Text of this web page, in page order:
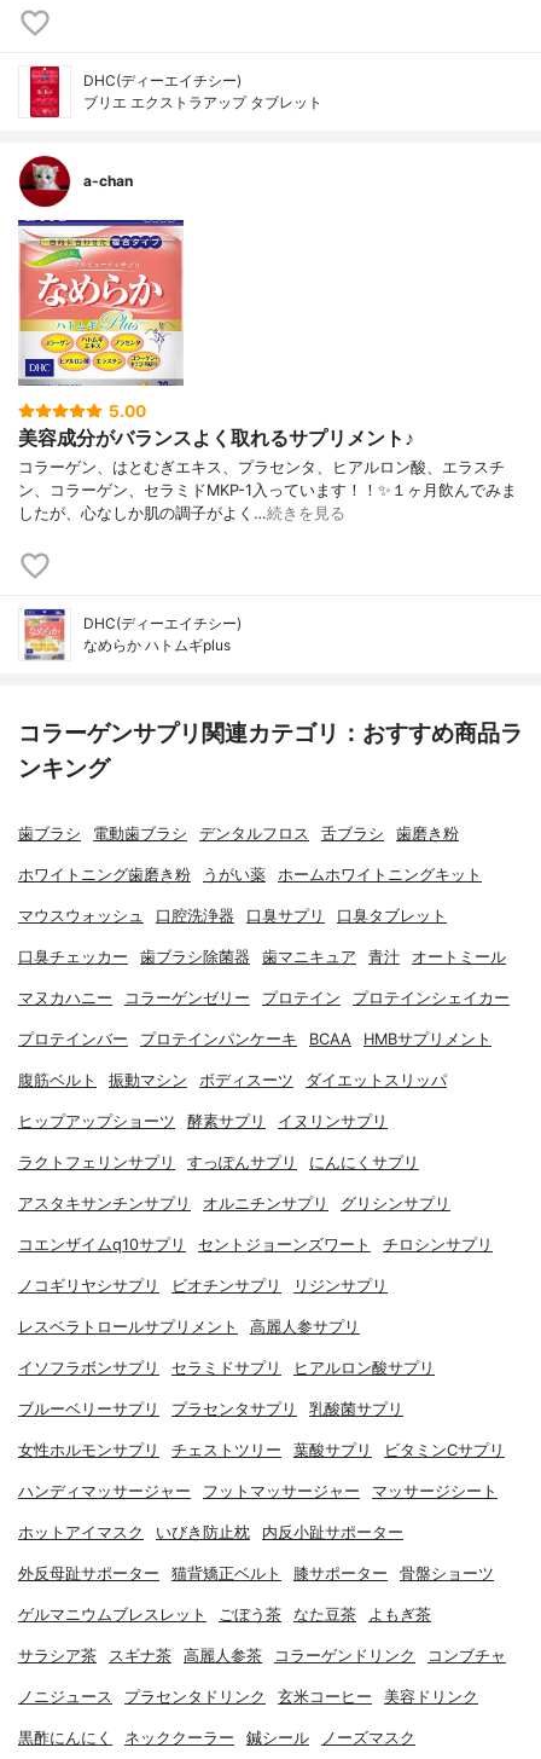
DHC(ディーエイチシー)
ブリエ エクストラアップ タブレット
a-chan
5.00
美容成分がバランスよく取れるサプリメント♪
コラーゲン、はとむぎエキス、プラセンタ、ヒアルロン酸、エラスチ
ン、コラーゲン、セラミドMKP-1入っています！！✨１ヶ月飲んでみま
したが、心なしか肌の調子がよく…続きを見る
DHC(ディーエイチシー)
なめらか ハトムギplus
コラーゲンサプリ関連カテゴリ：おすすめ商品ラ
ンキング
歯ブラシ 電動歯ブラシ デンタルフロス 舌ブラシ 歯磨き粉
ホワイトニング歯磨き粉 うがい薬 ホームホワイトニングキット
マウスウォッシュ 口腔洗浄器 口臭サプリ 口臭タブレット
口臭チェッカー 歯ブラシ除菌器 歯マニキュア 青汁 オートミール
マヌカハニー コラーゲンゼリー プロテイン プロテインシェイカー
プロテインバー プロテインパンケーキ BCAA HMBサプリメント
腹筋ベルト 振動マシン ボディスーツ ダイエットスリッパ
ヒップアップショーツ 酵素サプリ イヌリンサプリ
ラクトフェリンサプリ すっぽんサプリ にんにくサプリ
アスタキサンチンサプリ オルニチンサプリ グリシンサプリ
コエンザイムq10サプリ セントジョーンズワート チロシンサプリ
ノコギリヤシサプリ ビオチンサプリ リジンサプリ
レスベラトロールサプリメント 高麗人参サプリ
イソフラボンサプリ セラミドサプリ ヒアルロン酸サプリ
ブルーベリーサプリ プラセンタサプリ 乳酸菌サプリ
女性ホルモンサプリ チェストツリー 葉酸サプリ ビタミンCサプリ
ハンディマッサージャー フットマッサージャー マッサージシート
ホットアイマスク いびき防止枕 内反小趾サポーター
外反母趾サポーター 猫背矯正ベルト 膝サポーター 骨盤ショーツ
ゲルマニウムブレスレット ごぼう茶 なた豆茶 よもぎ茶
サラシア茶 スギナ茶 高麗人参茶 コラーゲンドリンク コンブチャ
ノニジュース プラセンタドリンク 玄米コーヒー 美容ドリンク
黒酢にんにく ネッククーラー 鍼シール ノーズマスク